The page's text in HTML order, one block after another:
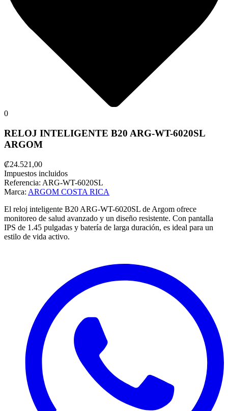
0
RELOJ INTELIGENTE B20 ARG-WT-6020SL
ARGOM
₡24.521,00
Impuestos incluidos
Referencia: ARG-WT-6020SL
Marca: ARGOM COSTA RICA
El reloj inteligente B20 ARG-WT-6020SL de Argom ofrece
monitoreo de salud avanzado y un diseño resistente. Con pantalla
IPS de 1.45 pulgadas y batería de larga duración, es ideal para un
estilo de vida activo.